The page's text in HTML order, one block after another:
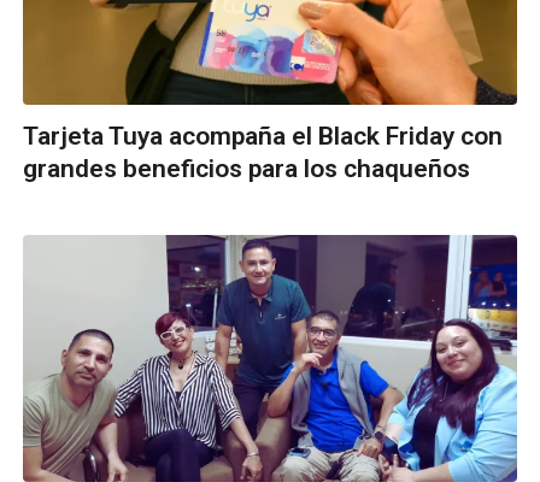
Tarjeta Tuya acompaña el Black Friday con
grandes beneficios para los chaqueños